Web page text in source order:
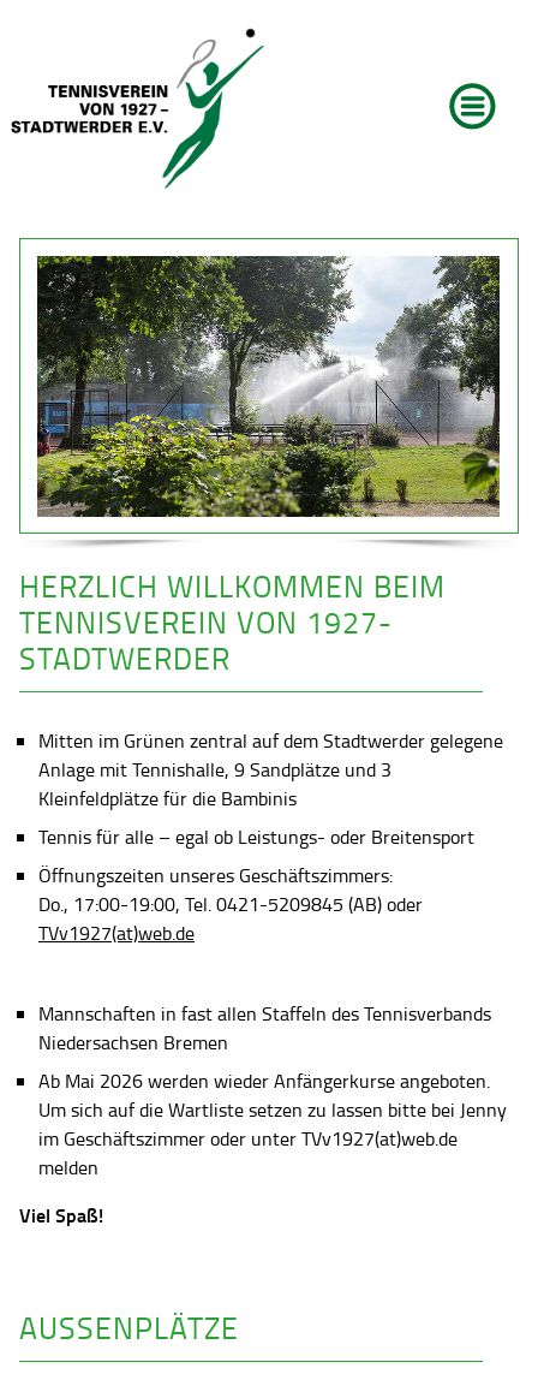
HERZLICH WILLKOMMEN BEIM
TENNISVEREIN VON 1927-
STADTWERDER
Mitten im Grünen zentral auf dem Stadtwerder gelegene
Anlage mit Tennishalle, 9 Sandplätze und 3
Kleinfeldplätze für die Bambinis
Tennis für alle – egal ob Leistungs- oder Breitensport
Öffnungszeiten unseres Geschäftszimmers:
Do., 17:00-19:00, Tel. 0421-5209845 (AB) oder
TVv1927(at)web.de
Mannschaften in fast allen Staffeln des Tennisverbands
Niedersachsen Bremen
Ab Mai 2026 werden wieder Anfängerkurse angeboten.
Um sich auf die Wartliste setzen zu lassen bitte bei Jenny
im Geschäftszimmer oder unter TVv1927(at)web.de
melden
Viel Spaß!
AUSSENPLÄTZE